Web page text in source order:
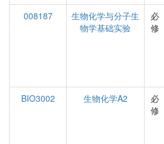
008187
生物化学与分子生
物学基础实验
必
修
BIO3002
生物化学A2
必
修